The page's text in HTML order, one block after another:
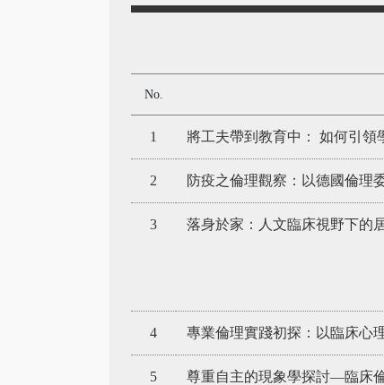
No.
1 將工夫帶到教育中： 如何引領
2 防疫之倫理觀察：以德國倫理
3 落身於家：人文臨床視野下的
4 專業倫理實踐初探：以臨床心
5 尊重自主的現象學探討—臨床